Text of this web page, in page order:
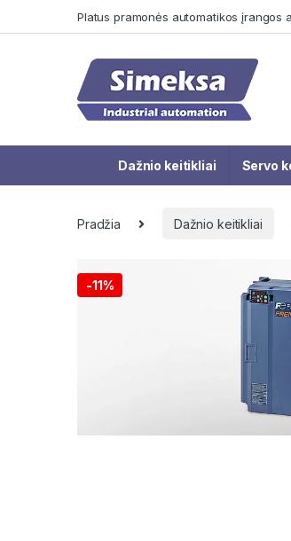
Platus pramonės automatikos įrangos
Dažnio keitikliai Servo
Pradžia Dažnio keitikliai
-11%